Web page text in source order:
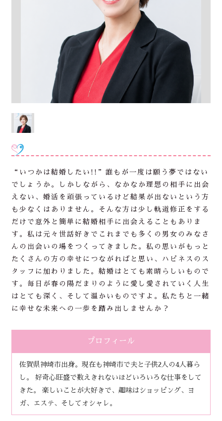
“いつかは結婚したい!!”誰もが一度は願う夢ではない
でしょうか。しかしながら、なかなか理想の相手に出会
えない、婚活を頑張っているけど結果が出ないという方
も少なくはありません。そんな方は少し軌道修正をする
だけで意外と簡単に結婚相手に出会えることもありま
す。私は元々世話好きでこれまでも多くの男女のみなさ
んの出会いの場をつくってきました。私の思いがもっと
たくさんの方の幸せにつながればと思い、ハピネスのス
タッフに加わりました。結婚はとても素晴らしいもので
す。毎日が春の陽だまりのように愛し愛されていく人生
はとても深く、そして温かいものですよ。私たちと一緒
に幸せな未来への一歩を踏み出しませんか？
プロフィール
佐賀県神埼市出身。現在も神埼市で夫と子供2人の4人暮ら
し。 好奇心旺盛で数えきれないほどいろいろな仕事をして
きた。 楽しいことが大好きで、趣味はショッピング、ヨ
ガ、エステ、そしてオシャレ。